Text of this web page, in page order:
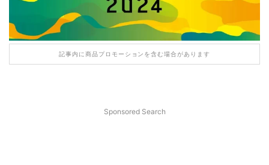
記事内に商品プロモーションを含む場合があります
Sponsored Search